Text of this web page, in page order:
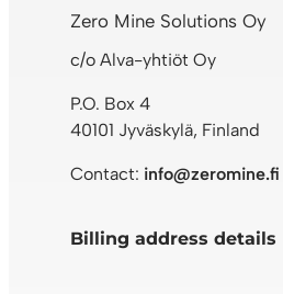
Zero Mine Solutions Oy
c/o Alva-yhtiöt Oy
P.O. Box 4
40101 Jyväskylä, Finland
Contact: info@zeromine.fi
Billing address details